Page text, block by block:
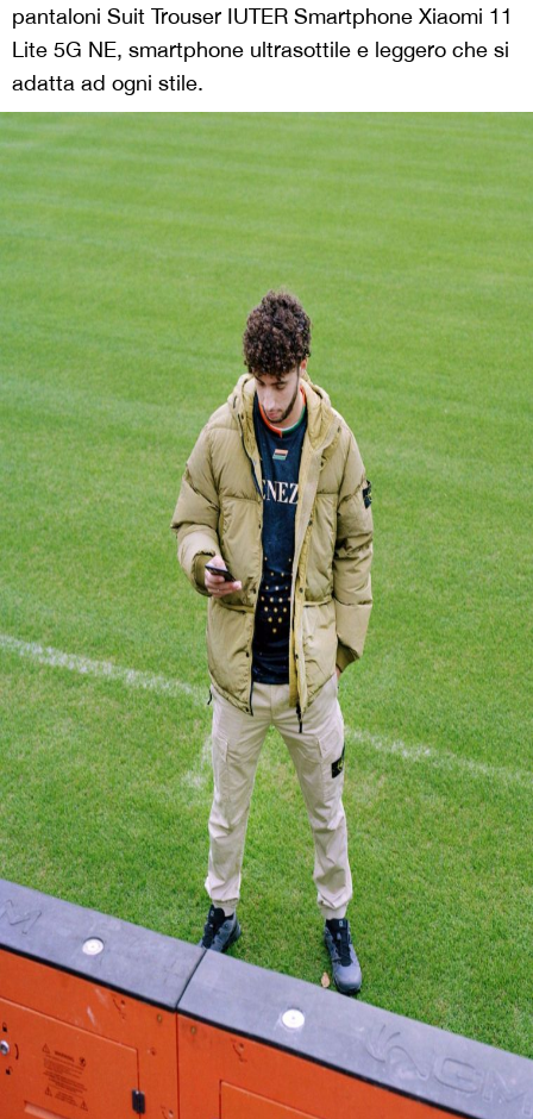
pantaloni Suit Trouser IUTER Smartphone Xiaomi 11
Lite 5G NE, smartphone ultrasottile e leggero che si
adatta ad ogni stile.